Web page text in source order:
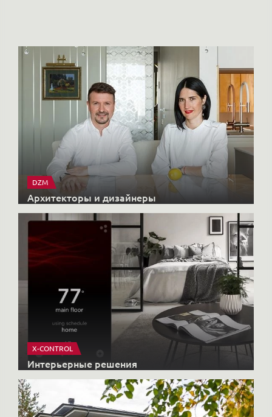
DZM
Архитекторы и дизайнеры
X-CONTROL
Интерьерные решения